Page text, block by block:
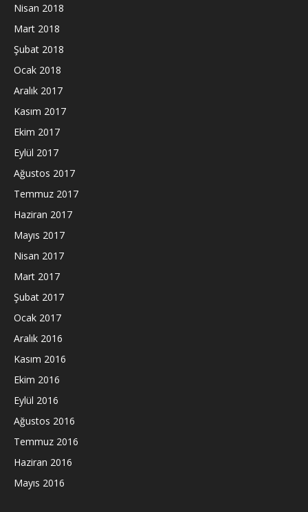
Nisan 2018
Mart 2018
Şubat 2018
Ocak 2018
Aralık 2017
Kasım 2017
Ekim 2017
Eylül 2017
Ağustos 2017
Temmuz 2017
Haziran 2017
Mayıs 2017
Nisan 2017
Mart 2017
Şubat 2017
Ocak 2017
Aralık 2016
Kasım 2016
Ekim 2016
Eylül 2016
Ağustos 2016
Temmuz 2016
Haziran 2016
Mayıs 2016